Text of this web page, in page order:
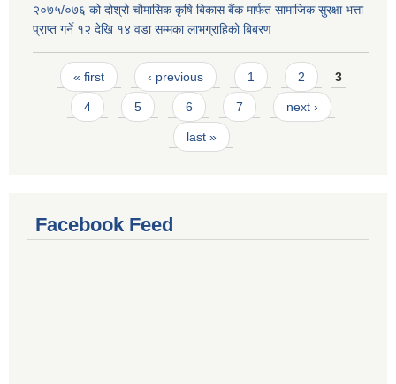
२०७५/०७६ को दोश्रो चौमासिक कृषि बिकास बैंक मार्फत सामाजिक सुरक्षा भत्ता
प्राप्त गर्ने १२ देखि १४ वडा सम्मका लाभग्राहिको बिबरण
Pages
« first ‹ previous 1 2 3
4 5 6 7 next ›
last »
Facebook Feed